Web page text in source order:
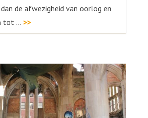
de afwezigheid van oorlog en
tot … >>